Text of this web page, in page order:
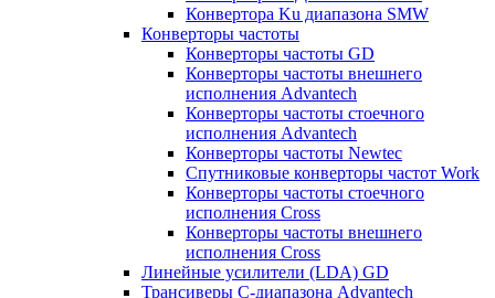
Конвертора Ku диапазона SMW
Конверторы частоты
Конверторы частоты GD
Конверторы частоты внешнего
исполнения Advantech
Конверторы частоты стоечного
исполнения Advantech
Конверторы частоты Newtec
Спутниковые конверторы частот Work
Конверторы частоты стоечного
исполнения Cross
Конверторы частоты внешнего
исполнения Cross
Линейные усилители (LDA) GD
Трансиверы С-диапазона Advantech